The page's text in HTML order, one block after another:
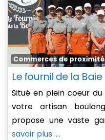
Commerces de proximité
Le fournil de la Baie
Situé en plein coeur
votre artisan
propose une vaste
savoir plus ....